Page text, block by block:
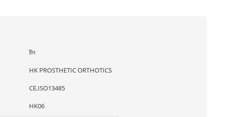
চীন
HK PROSTHETIC ORTHOTICS
CE,ISO13485
HK06